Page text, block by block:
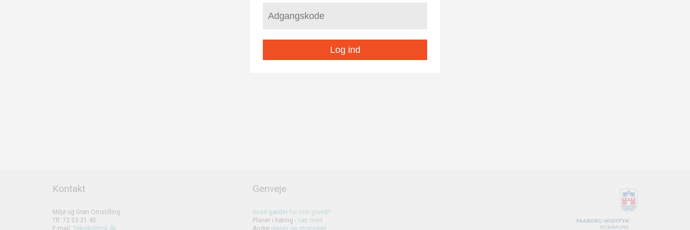
Log ind
Kontakt
Miljø og Grøn Omstilling
Tlf: 72 53 21 40
E-mail: Teknik@fmk.dk
Genveje
Hvad gælder for min grund?
Planer i høring - vær med
Andre planer og strategier